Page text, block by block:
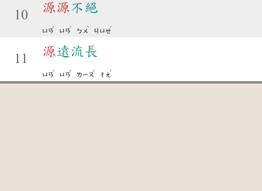
10
源源不絕
ㄩㄢ
ˊ
ㄩㄢ
ˊ
ㄅㄨ
ˋ
ㄐㄩㄝ
ˊ
11
源遠流長
ㄩㄢ
ˊ
ㄩㄢ
ˇ
ㄌㄧㄡ
ˊ
ㄔㄤ
ˊ